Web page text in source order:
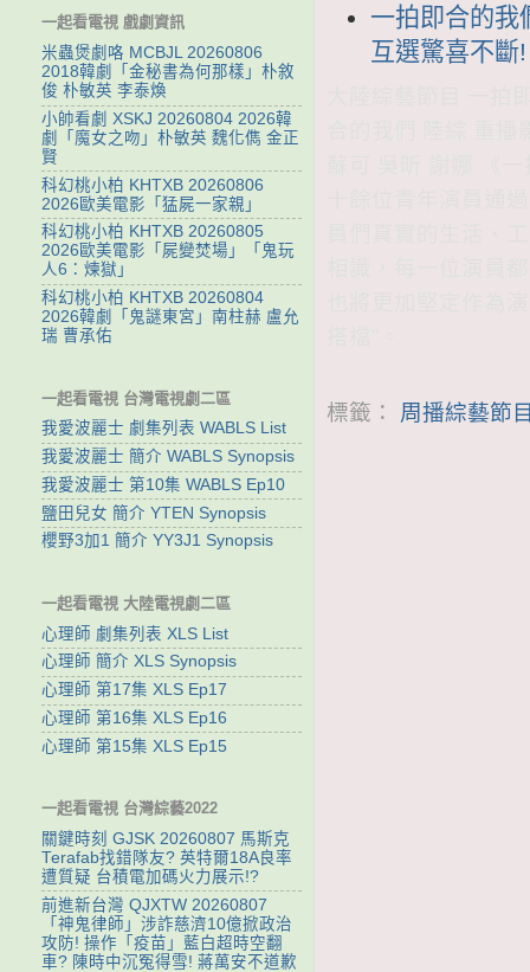
一拍即合的我
互選驚喜不斷
標籤： 周播綜藝節
一起看電視 戲劇資訊
米蟲煲劇咯 MCBJL 20260806
2018韓劇「金秘書為何那樣」朴敘
俊 朴敏英 李泰煥
小帥看劇 XSKJ 20260804 2026韓
劇「魔女之吻」朴敏英 魏化儁 金正
賢
科幻桃小柏 KHTXB 20260806
2026歐美電影「猛屍一家親」
科幻桃小柏 KHTXB 20260805
2026歐美電影「屍變焚場」「鬼玩
人6：煉獄」
科幻桃小柏 KHTXB 20260804
2026韓劇「鬼謎東宮」南柱赫 盧允
瑞 曹承佑
一起看電視 台灣電視劇二區
我愛波麗士 劇集列表 WABLS List
我愛波麗士 簡介 WABLS Synopsis
我愛波麗士 第10集 WABLS Ep10
鹽田兒女 簡介 YTEN Synopsis
櫻野3加1 簡介 YY3J1 Synopsis
一起看電視 大陸電視劇二區
心理師 劇集列表 XLS List
心理師 簡介 XLS Synopsis
心理師 第17集 XLS Ep17
心理師 第16集 XLS Ep16
心理師 第15集 XLS Ep15
一起看電視 台灣綜藝2022
關鍵時刻 GJSK 20260807 馬斯克
Terafab找錯隊友? 英特爾18A良率
遭質疑 台積電加碼火力展示!?
前進新台灣 QJXTW 20260807
「神鬼律師」涉詐慈濟10億掀政治
攻防! 操作「疫苗」藍白超時空翻
車? 陳時中沉冤得雪! 蔣萬安不道歉